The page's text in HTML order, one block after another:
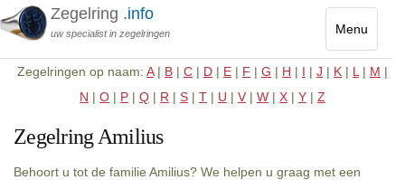
Menu
Toggle
Zegelring .info
uw specialist in zegelringen
Zegelringen op naam: A| B | C | D | E | F | G | H | I | J | K | L | M |
N | O | P | Q | R | S | T | U | V | W | X | Y | Z
Zegelring Amilius
Behoort u tot de familie Amilius? We helpen u graag met een